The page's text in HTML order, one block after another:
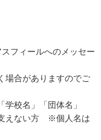
フィールへのメッセー
場合がありますのでご
校名」「団体名」
支えない方 ※個人名は